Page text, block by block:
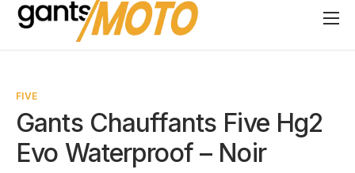
Nos tests
Types de gants
Guide d’achat
FIVE
Gants Chauffants Five Hg2
Evo Waterproof – Noir